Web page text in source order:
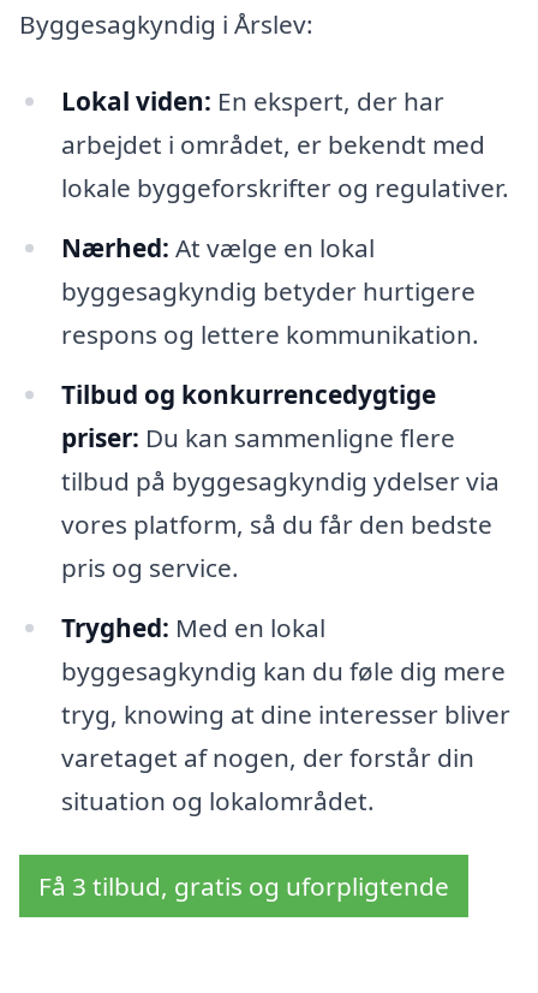
Byggesagkyndig i Årslev:
Lokal viden: En ekspert, der har
arbejdet i området, er bekendt med
lokale byggeforskrifter og regulativer.
Nærhed: At vælge en lokal
byggesagkyndig betyder hurtigere
respons og lettere kommunikation.
Tilbud og konkurrencedygtige
priser: Du kan sammenligne flere
tilbud på byggesagkyndig ydelser via
vores platform, så du får den bedste
pris og service.
Tryghed: Med en lokal
byggesagkyndig kan du føle dig mere
tryg, knowing at dine interesser bliver
varetaget af nogen, der forstår din
situation og lokalområdet.
Få 3 tilbud, gratis og uforpligtende